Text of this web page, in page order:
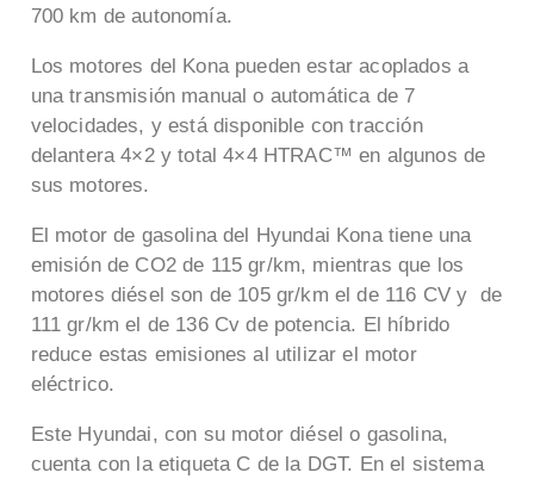
700 km de autonomía.
Los motores del Kona pueden estar acoplados a
una transmisión manual o automática de 7
velocidades, y está disponible con tracción
delantera 4×2 y total 4×4 HTRAC™ en algunos de
sus motores.
El motor de gasolina del Hyundai Kona tiene una
emisión de CO2 de 115 gr/km, mientras que los
motores diésel son de 105 gr/km el de 116 CV y de
111 gr/km el de 136 Cv de potencia. El híbrido
reduce estas emisiones al utilizar el motor
eléctrico.
Este Hyundai, con su motor diésel o gasolina,
cuenta con la etiqueta C de la DGT. En el sistema